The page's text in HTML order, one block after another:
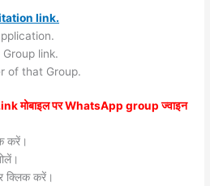
link.
link.
of that Group.
मोबाइल पर WhatsApp group ज्वाइन
करें।
क्लिक करें।